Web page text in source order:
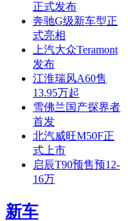
正式发布
奔驰G级新车型正
式亮相
上汽大众Teramont
发布
江淮瑞风A60售
13.95万起
雪佛兰国产探界者
首发
北汽威旺M50F正
式上市
启辰T90预售预12-
16万
新车